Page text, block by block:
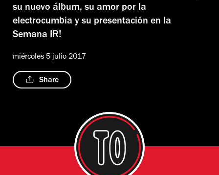
su nuevo álbum, su amor por la
electrocumbia y su presentación en la
Semana IR!
miércoles 5 julio 2017
Share